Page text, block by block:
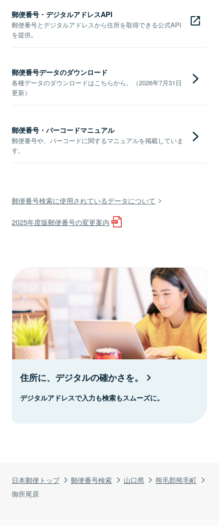
日本郵便トップ 郵便番号検索 山口県
熊毛郡熊毛町
御所尾原
郵便番号・デジタルアドレスAPI
郵便番号とデジタルアドレスから住所を取得できる公式API
を提供。
郵便番号データのダウンロード
各種データのダウンロードはこちらから。（2026年7月31日
更新）
郵便番号・バーコードマニュアル
郵便番号や、バーコードに関するマニュアルを掲載していま
す。
郵便番号検索に使用されているデータについて
2025年度版郵便番号の変更案内
住所に、デジタルの確かさを。
デジタルアドレスで入力も検索もスムーズに。